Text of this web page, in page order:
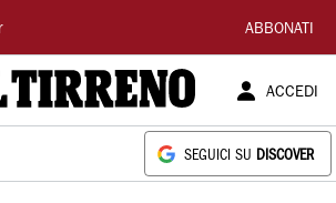
ABBONATI
ACCEDI
SEGUICI SU DISCOVER